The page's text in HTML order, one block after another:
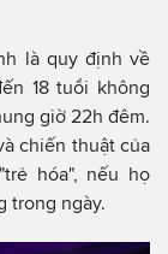
là quy định về
18 tuổi không
giờ 22h đêm.
chiến thuật của
hóa", nếu họ
trong ngày.